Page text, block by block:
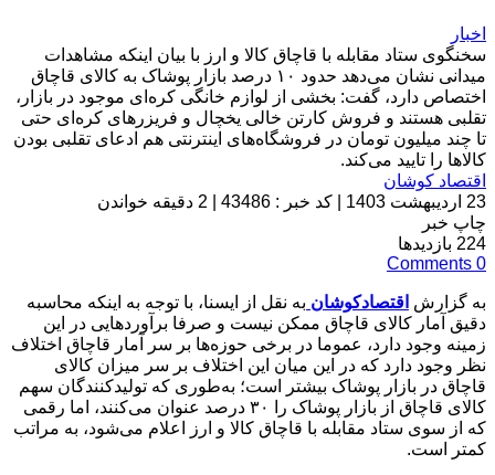
اخبار
سخنگوی ستاد مقابله با قاچاق کالا و ارز با بیان اینکه مشاهدات
میدانی نشان می‌دهد حدود ۱۰ درصد بازار پوشاک به کالای قاچاق
اختصاص دارد، گفت: بخشی از لوازم خانگی کره‌ای موجود در بازار،
تقلبی هستند و فروش کارتن خالی یخچال و فریزرهای کره‌ای حتی
تا چند میلیون تومان در فروشگاه‌های اینترنتی هم ادعای تقلبی بودن
کالاها را تایید می‌کند.
اقتصاد کوشان
23 اردیبهشت 1403
کد خبر : 43486
2 دقیقه خواندن
چاپ خبر
224 بازدیدها
0
Comments
به گزارش اقتصادکوشان به نقل از ایسنا، با توجه به اینکه محاسبه
دقیق آمار کالای قاچاق ممکن نیست و صرفا برآوردهایی در این
زمینه وجود دارد، عموما در برخی حوزه‌ها بر سر آمار قاچاق اختلاف
نظر وجود دارد که در این میان این اختلاف بر سر میزان کالای
قاچاق در بازار پوشاک بیشتر است؛ به‌طوری که تولیدکنندگان سهم
کالای قاچاق از بازار پوشاک را ۳۰ درصد عنوان می‌کنند، اما رقمی
که از سوی ستاد مقابله با قاچاق کالا و ارز اعلام می‌شود، به مراتب
کمتر است.